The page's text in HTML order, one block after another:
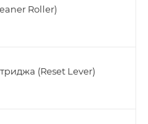
Roller)
(Reset Lever)